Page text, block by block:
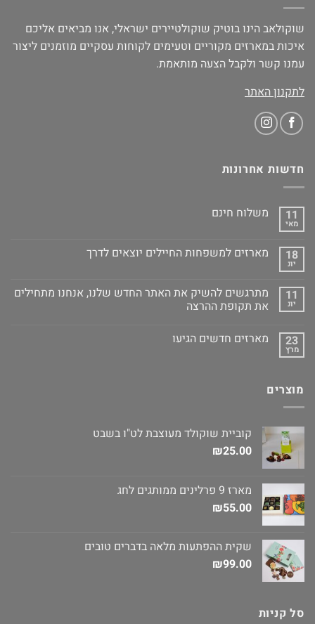
שוקולאב הינו בוטיק שוקולטיירים ישראלי, אנו מביאים אליכם
איכות במארזים מקוריים וטעימים לקוחות עסקיים מוזמנים ליצור
עמנו קשר ולקבל הצעה מותאמת.
לתקנון האתר
חדשות אחרונות
11
מאי
משלוח חינם
18
יונ
מארזים למשפחות החיילים יוצאים לדרך
11
יונ
מתרגשים להשיק את האתר החדש שלנו, אנחנו מתחילים
את תקופת ההרצה
23
מרץ
מארזים חדשים הגיעו
מוצרים
קוביית שוקולד מעוצבת לט"ו בשבט
₪25.00
מארז 9 פרלינים ממותגים לחג
₪55.00
שקית ההפתעות מלאה בדברים טובים
₪99.00
סל קניות